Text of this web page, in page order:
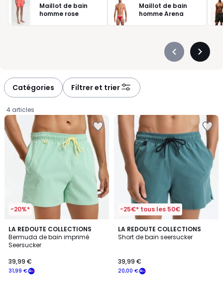
Maillot de bain
homme rose
Maillot de bain
homme Arena
Précédent
Catégories Filtrer et trier
4 articles
-20%*
LA REDOUTE COLLECTIONS
Bermuda de bain imprimé
Seersucker
€
souscrivez
31,99 €
39,99 €
5
/
5
2
Couleurs
-25€* tous les 50€
LA REDOUTE COLLECTIONS
Short de bain seersucker
20,00 €
39,99 €
4,9
/ 5
2
Couleurs